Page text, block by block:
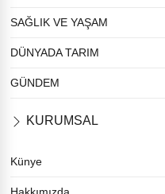
SAĞLIK VE YAŞAM
DÜNYADA TARIM
GÜNDEM
KURUMSAL
Künye
Hakkımızda